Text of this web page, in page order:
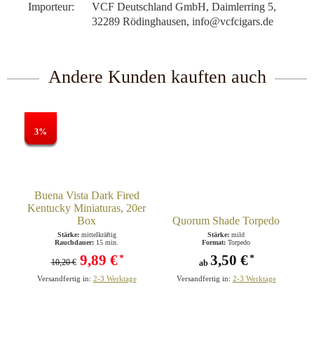
Importeur:
VCF Deutschland GmbH, Daimlerring 5,
32289 Rödinghausen, info@vcfcigars.de
Andere Kunden kauften auch
3%
Buena Vista Dark Fired
Kentucky Miniaturas, 20er
Box
Stärke: mittelkräftig
Rauchdauer: 15 min.
10,20 €9,89 €*
Versandfertig in: 2-3 Werktage
Quorum Shade Torpedo
Stärke: mild
Format: Torpedo
ab 3,50 €*
Versandfertig in: 2-3 Werktage